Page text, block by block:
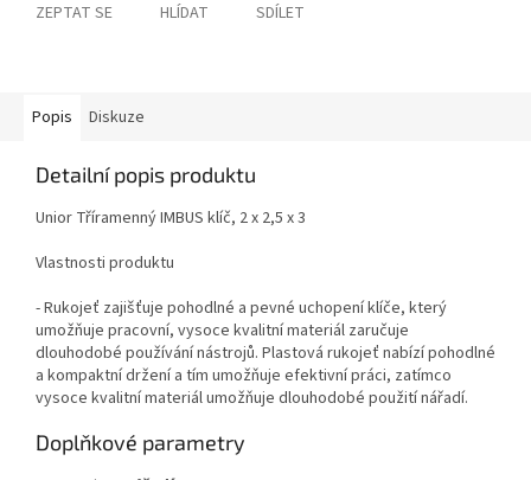
ZEPTAT SE HLÍDAT SDÍLET
Popis Diskuze
Detailní popis produktu
Unior Tříramenný IMBUS klíč, 2 x 2,5 x 3
Vlastnosti produktu
- Rukojeť zajišťuje pohodlné a pevné uchopení klíče, který
umožňuje pracovní, vysoce kvalitní materiál zaručuje
dlouhodobé používání nástrojů. Plastová rukojeť nabízí pohodlné
a kompaktní držení a tím umožňuje efektivní práci, zatímco
vysoce kvalitní materiál umožňuje dlouhodobé použití nářadí.
Doplňkové parametry